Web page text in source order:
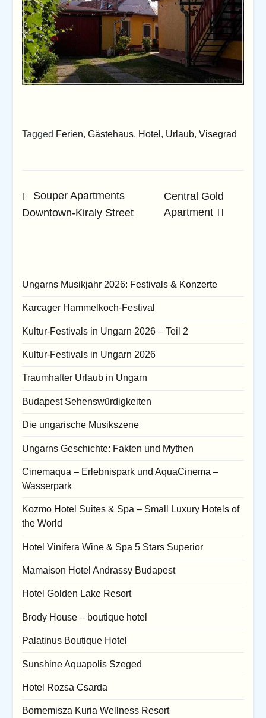
Tagged Ferien,Gästehaus, Hotel , Urlaub,Visegrad
Beitrags-
Navigation
Souper Apartments
Downtown-Kiraly Street
Central Gold
Apartment
Ungarns Musikjahr 2026: Festivals & Konzerte
Karcager Hammelkoch-Festival
Kultur-Festivals in Ungarn 2026 – Teil 2
Kultur-Festivals in Ungarn 2026
Traumhafter Urlaub in Ungarn
Budapest Sehenswürdigkeiten
Die ungarische Musikszene
Ungarns Geschichte: Fakten und Mythen
Cinemaqua – Erlebnispark und AquaCinema –
Wasserpark
Kozmo Hotel Suites & Spa – Small Luxury Hotels of
the World
Hotel Vinifera Wine & Spa 5 Stars Superior
Mamaison Hotel Andrassy Budapest
Hotel Golden Lake Resort
Brody House – boutique hotel
Palatinus Boutique Hotel
Sunshine Aquapolis Szeged
Hotel Rozsa Csarda
Bornemisza Kuria Wellness Resort